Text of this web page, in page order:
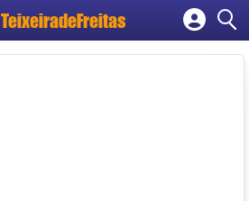
TeixeiradeFreitas
Cadastrar empresa